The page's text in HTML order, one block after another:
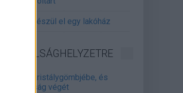
alatt készül el egy lakóház
VÁLSÁGHELYZETRE
a kristálygömbjébe, és
végét